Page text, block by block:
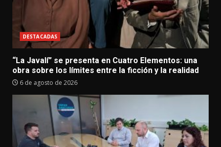
DESTACADAS
“La Javalí” se presenta en Cuatro Elementos: una
obra sobre los límites entre la ficción y la realidad
6 de agosto de 2026